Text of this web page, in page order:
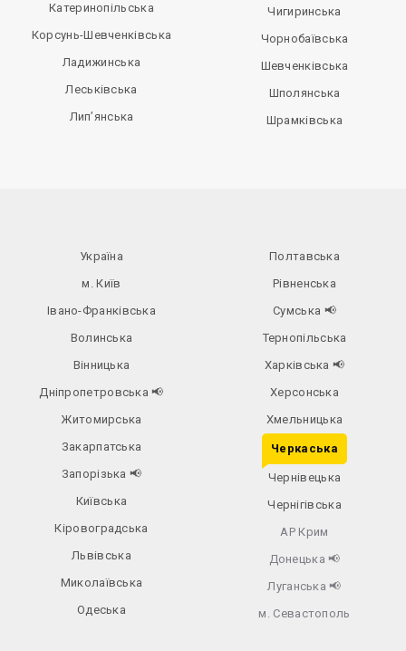
Катеринопільська
Корсунь-Шевченківська
Ладижинська
Леськівська
Лип’янська
Чигиринська
Чорнобаївська
Шевченківська
Шполянська
Шрамківська
Україна
м. Київ
Івано-Франківська
Волинська
Вінницька
Дніпропетровська📢
Житомирська
Закарпатська
Запорізька 📢
Київська
Кіровоградська
Львівська
Миколаївська
Одеська
Полтавська
Рівненська
Сумська 📢
Тернопільська
Харківська 📢
Херсонська
Хмельницька
Черкаська
Чернівецька
Чернігівська
АР Крим
Донецька 📢
Луганська 📢
м. Севастополь